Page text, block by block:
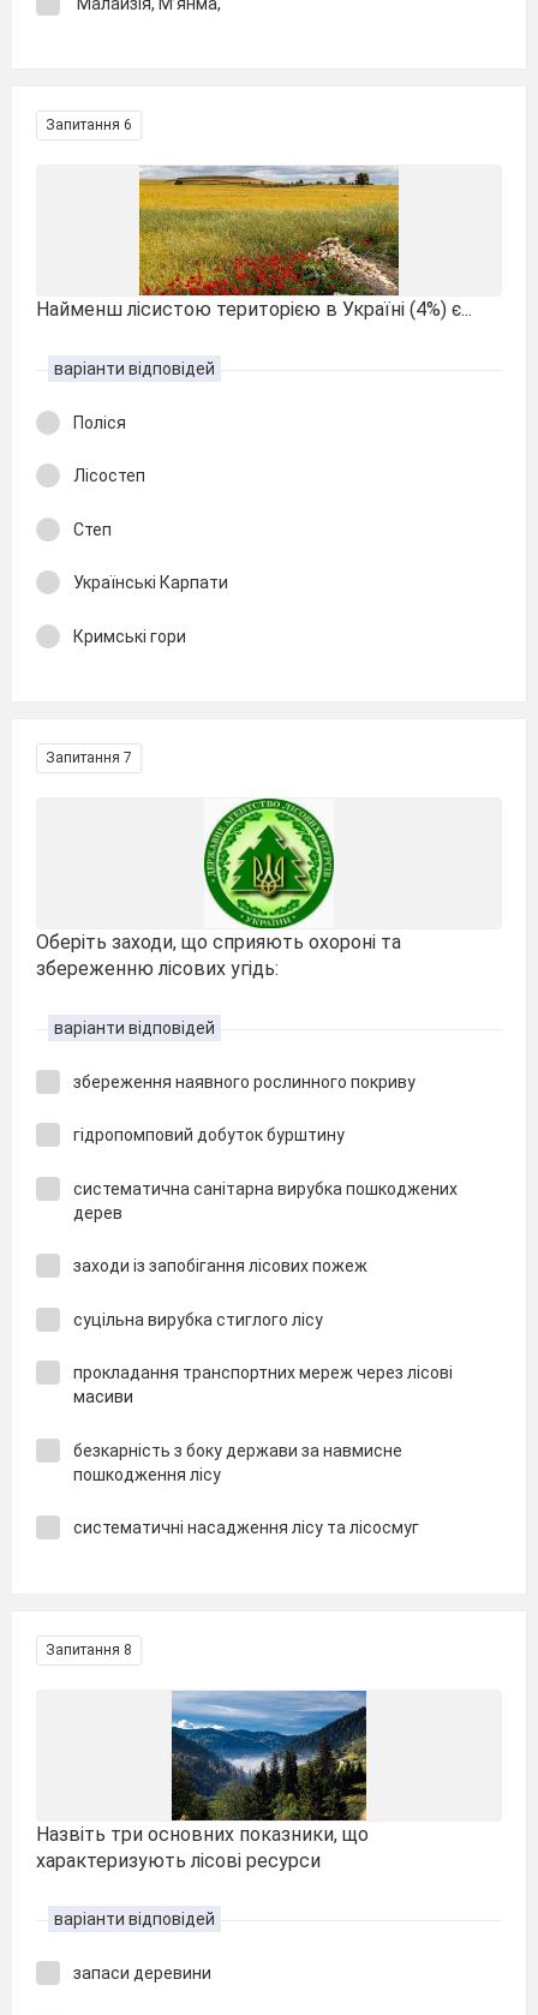
Запитання 6
Найменш лісистою територією в Україні (4%) є...
варіанти відповідей
Поліся
Лісостеп
Степ
Українські Карпати
Кримські гори
Запитання 7
Оберіть заходи, що сприяють охороні та
збереженню лісових угідь:
варіанти відповідей
збереження наявного рослинного покриву
гідропомповий добуток бурштину
систематична санітарна вирубка пошкоджених
дерев
заходи із запобігання лісових пожеж
суцільна вирубка стиглого лісу
прокладання транспортних мереж через лісові
масиви
безкарність з боку держави за навмисне
пошкодження лісу
систематичні насадження лісу та лісосмуг
Запитання 8
Назвіть три основних показники, що
характеризують лісові ресурси
варіанти відповідей
запаси деревини